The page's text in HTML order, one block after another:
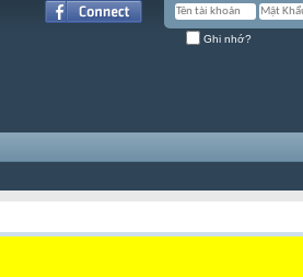
Ghi nhớ?